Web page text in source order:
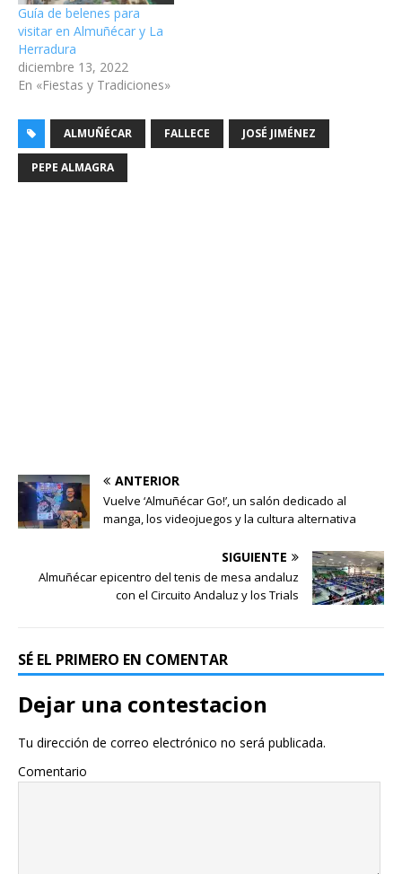
Guía de belenes para
visitar en Almuñécar y La
Herradura
diciembre 13, 2022
En «Fiestas y Tradiciones»
ALMUÑÉCAR FALLECE JOSÉ JIMÉNEZ
PEPE ALMAGRA
ANTERIOR
Vuelve ‘Almuñécar Go!’, un salón dedicado al
manga, los videojuegos y la cultura alternativa
SIGUIENTE
Almuñécar epicentro del tenis de mesa andaluz
con el Circuito Andaluz y los Trials
SÉ EL PRIMERO EN COMENTAR
Dejar una contestacion
Tu dirección de correo electrónico no será publicada.
Comentario